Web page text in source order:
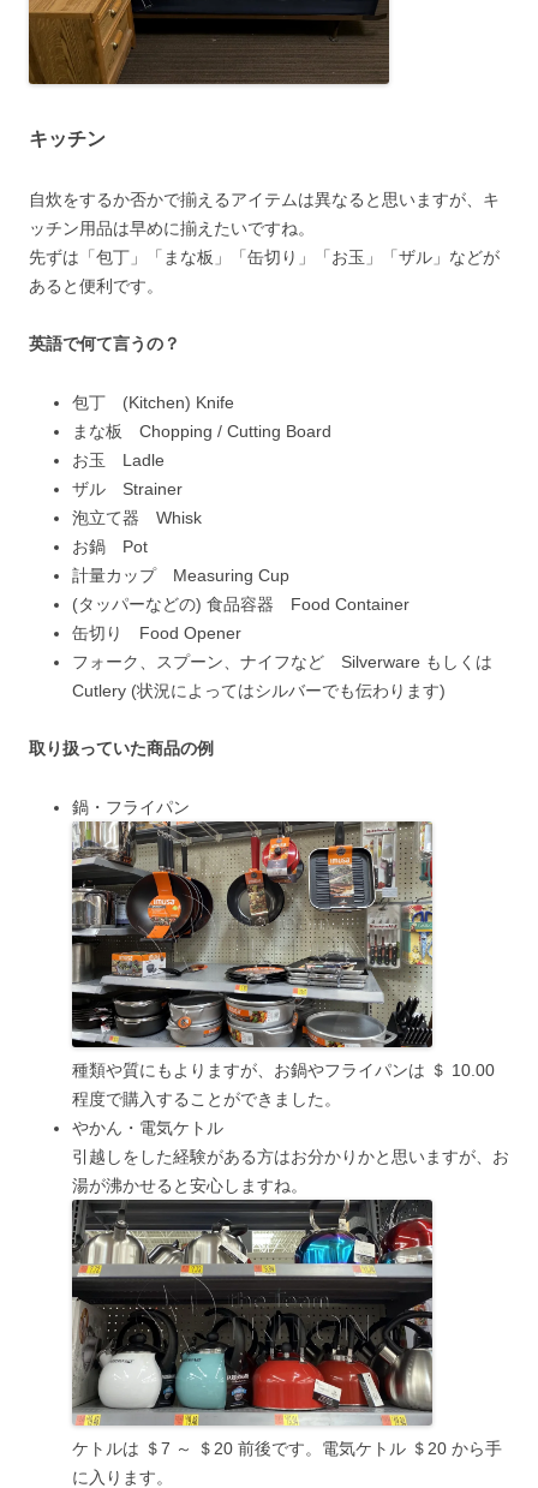
キッチン
自炊をするか否かで揃えるアイテムは異なると思いますが、キ
ッチン用品は早めに揃えたいですね。
先ずは「包丁」「まな板」「缶切り」「お玉」「ザル」などが
あると便利です。
英語で何て言うの？
包丁 (Kitchen) Knife
まな板 Chopping / Cutting Board
お玉 Ladle
ザル Strainer
泡立て器 Whisk
お鍋 Pot
計量カップ Measuring Cup
(タッパーなどの) 食品容器 Food Container
缶切り Food Opener
フォーク、スプーン、ナイフなど Silverware もしくは
Cutlery (状況によってはシルバーでも伝わります)
取り扱っていた商品の例
鍋・フライパン
種類や質にもよりますが、お鍋やフライパンは ＄ 10.00
程度で購入することができました。
やかん・電気ケトル
引越しをした経験がある方はお分かりかと思いますが、お
湯が沸かせると安心しますね。
ケトルは ＄7 ～ ＄20 前後です。電気ケトル ＄20 から手
に入ります。